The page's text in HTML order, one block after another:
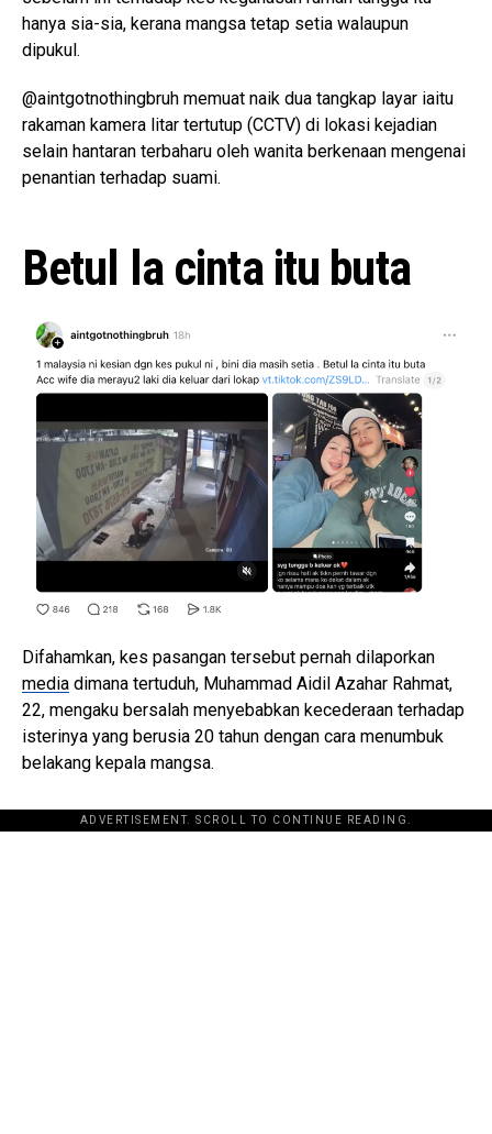
hanya sia-sia, kerana mangsa tetap setia walaupun
dipukul.
@aintgotnothingbruh memuat naik dua tangkap layar iaitu
rakaman kamera litar tertutup (CCTV) di lokasi kejadian
selain hantaran terbaharu oleh wanita berkenaan mengenai
penantian terhadap suami.
Betul la cinta itu buta
Difahamkan, kes pasangan tersebut pernah dilaporkan
media dimana tertuduh, Muhammad Aidil Azahar Rahmat,
22, mengaku bersalah menyebabkan kecederaan terhadap
isterinya yang berusia 20 tahun dengan cara menumbuk
belakang kepala mangsa.
ADVERTISEMENT. SCROLL TO CONTINUE READING.